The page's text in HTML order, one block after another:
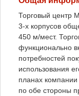
Торговый центр
3-х корпусов
450 м/мест.
функционально
потребностей
использования
планах
по обе стороны